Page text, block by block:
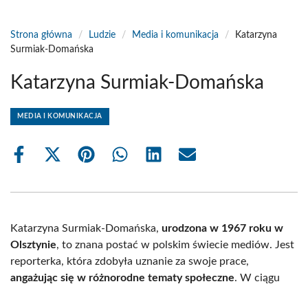
Strona główna / Ludzie / Media i komunikacja /
Katarzyna
Surmiak-Domańska
Katarzyna Surmiak-Domańska
MEDIA I KOMUNIKACJA
Share
Share
(Twitter)
Share Share Share Share
Katarzyna Surmiak-Domańska, urodzona w 1967 roku w
Olsztynie, to znana postać w polskim świecie mediów. Jest
reporterka, która zdobyła uznanie za swoje prace,
angażując się w różnorodne tematy społeczne. W ciągu